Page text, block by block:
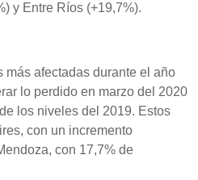
y Entre Ríos (+19,7%).
más afectadas durante el año
lo perdido en marzo del 2020
los niveles del 2019. Estos
con un incremento
con 17,7% de